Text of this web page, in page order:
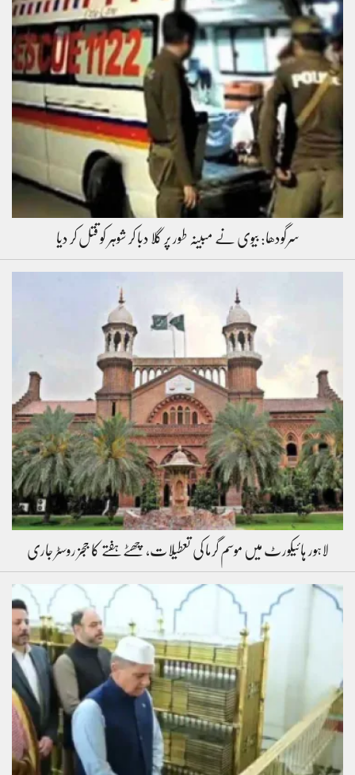
سرگودھا: بیوی نے مبینہ طور پر گلا دبا کر شوہر کو قتل کر دیا
لاہور ہائیکورٹ میں موسم گرما کی تعطیلات، چھٹے ہفتے کا ججز روسٹر جاری